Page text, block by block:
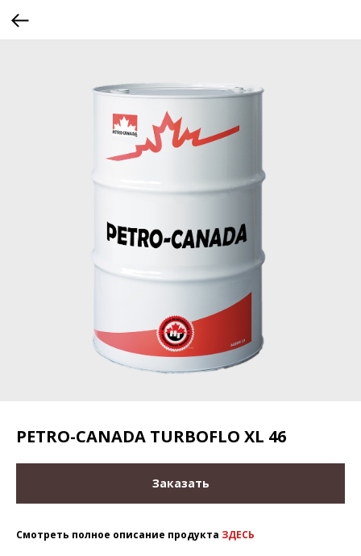
PETRO-CANADA TURBOFLO XL 46
Заказать
Смотреть полное описание продукта ЗДЕСЬ